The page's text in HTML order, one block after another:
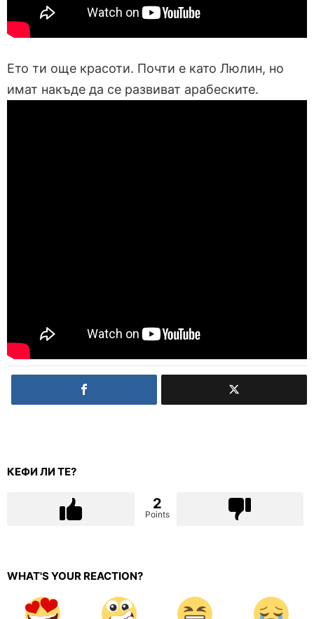
Ето ти още красоти. Почти е като Люлин, но
имат накъде да се развиват арабеските.
КЕФИ ЛИ ТЕ?
2
Points
WHAT'S YOUR REACTION?